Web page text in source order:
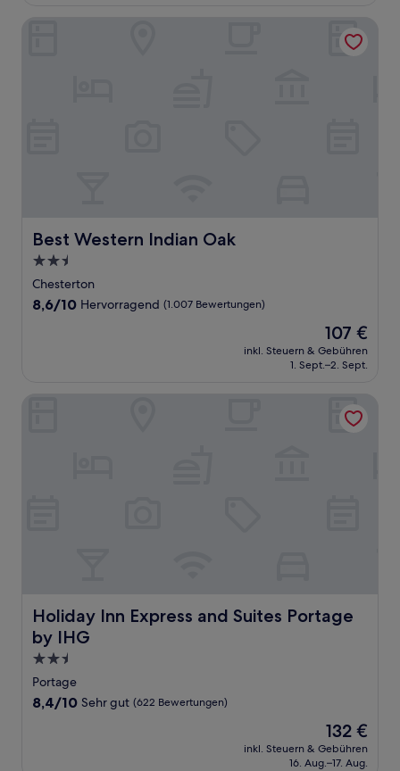
Best Western Indian Oak
Best Western Indian Oak
2.5-
Sterne-
Unterkunft
Chesterton
8.6
8,6/10 Hervorragend (1.007 Bewertungen)
Der
Preis
beträgt
107 €
inkl. Steuern & Gebühren
1. Sept.–2. Sept.
Holiday Inn Express and Suites Portage
by IHG
Holiday Inn Express and Suites Portage by IHG
2.5-
Sterne-
Unterkunft
Portage
8.4
8,4/10 Sehr gut (622 Bewertungen)
Der
Preis
beträgt
132 €
inkl. Steuern & Gebühren
16. Aug.–17. Aug.